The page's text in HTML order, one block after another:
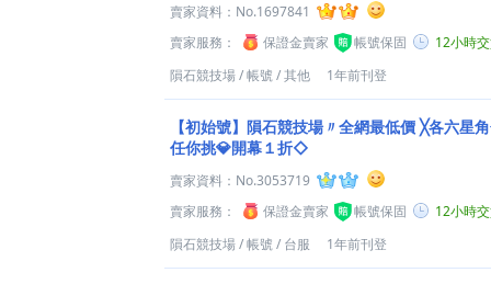
賣家資料： No.1697841
賣家服務：
保證金賣家 帳號保固
12小時
隕石競技場/帳號/其他 1年前刊登
【初始號】隕石競技場〃全網最低價 ╳各六星
任你挑💎開幕１折◇
賣家資料： No.3053719
賣家服務：
保證金賣家 帳號保固
12小時
隕石競技場/帳號/ 台服 1年前刊登